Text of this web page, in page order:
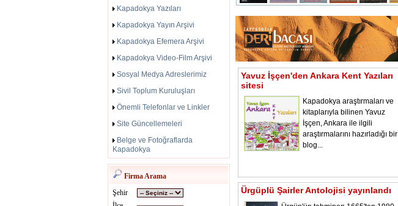
Kapadokya Yazıları
Kapadokya Yayın Arşivi
Kapadokya Efemera Arşivi
Kapadokya Video-Film Arşivi
Sosyal Medya Adreslerimiz
Sivil Toplum Kuruluşları
Önemli Telefonlar ve Linkler
Site Güncellemeleri
Belge ve Fotoğraflarda
Kapadokya
Firma Arama
Şehir
Yavuz İşçen'den Ankara Kent Yazıları
sitesi
Kapadokya araştırmaları ve
kitaplarıyla bilinen Yavuz
İşçen, Ankara ile ilgili
araştırmalarını hazırladığı bir
blog...
Ürgüplü Şairler Antolojisi yayınlandı